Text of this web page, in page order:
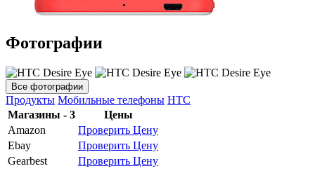
Фотографии
Все фотографии
Продукты Мобильные телефоны HTC
Магазины - 3
Цены
Amazon
Проверить Цену
Ebay
Проверить Цену
Gearbest
Проверить Цену